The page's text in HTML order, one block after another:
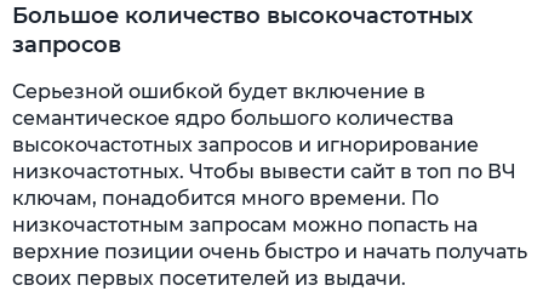
Большое количество высокочастотных
запросов
Серьезной ошибкой будет включение в
семантическое ядро большого количества
высокочастотных запросов и игнорирование
низкочастотных. Чтобы вывести сайт в топ по ВЧ
ключам, понадобится много времени. По
низкочастотным запросам можно попасть на
верхние позиции очень быстро и начать получать
своих первых посетителей из выдачи.